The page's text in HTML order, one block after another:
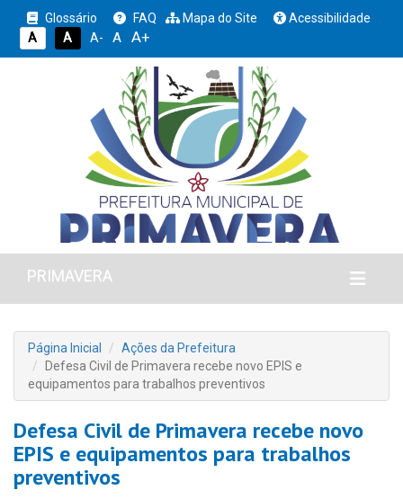
Glossário FAQ Mapa do Site
Acessibilidade
A
A A- A A+
PRIMAVERA
Página Inicial
Ações da Prefeitura
Defesa Civil de Primavera recebe novo EPIS e
equipamentos para trabalhos preventivos
Defesa Civil de Primavera recebe novo
EPIS e equipamentos para trabalhos
preventivos